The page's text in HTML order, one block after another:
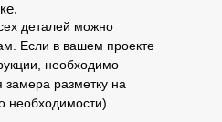
деталей можно
Если в вашем проекте
необходимо
замера разметку на
необходимости).